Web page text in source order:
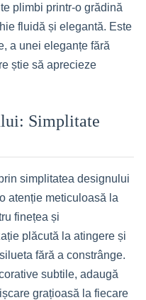
plimbi printr-o grădină
fluidă și elegantă. Este
a unei eleganțe fără
știe să aprecieze
Simplitate
simplitatea designului
atenție meticuloasă la
finețea și
plăcută la atingere și
fără a constrânge.
subtile, adaugă
grațioasă la fiecare